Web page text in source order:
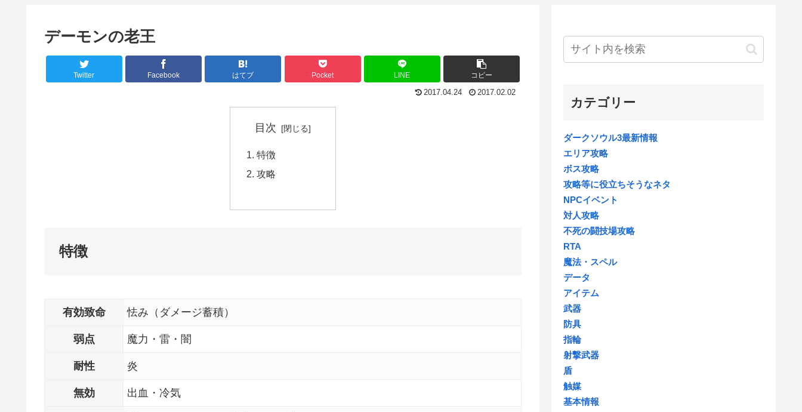
デーモンの老王
Twitter Facebook はてブ Pocket LINE コピー
2017.04.24 2017.02.02
目次
特徴
攻略
特徴
有効致命 怯み（ダメージ蓄積）
弱点 魔力・雷・闇
耐性 炎
無効 出血・冷気
カテゴリー
ダークソウル3最新情報
エリア攻略
ボス攻略
攻略等に役立ちそうなネタ
NPCイベント
対人攻略
不死の闘技場攻略
RTA
魔法・スペル
データ
アイテム
武器
防具
指輪
射撃武器
盾
触媒
基本情報